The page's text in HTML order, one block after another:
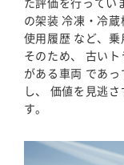
の架装 冷凍・冷
使用履歴 など、乗
そのため、 古い
がある車両 であ
し、 価値を見逃
す。